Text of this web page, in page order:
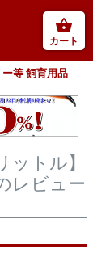
カート
等 飼育用品
トル】
レビュー